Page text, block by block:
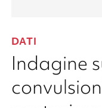
DATI
Indagine